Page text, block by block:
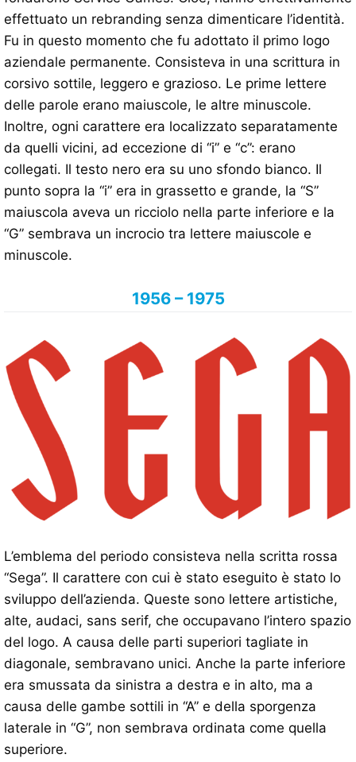
effettuato un rebranding senza dimenticare l’identità.
Fu in questo momento che fu adottato il primo logo
aziendale permanente. Consisteva in una scrittura in
corsivo sottile, leggero e grazioso. Le prime lettere
delle parole erano maiuscole, le altre minuscole.
Inoltre, ogni carattere era localizzato separatamente
da quelli vicini, ad eccezione di “i” e “c”: erano
collegati. Il testo nero era su uno sfondo bianco. Il
punto sopra la “i” era in grassetto e grande, la “S”
maiuscola aveva un ricciolo nella parte inferiore e la
“G” sembrava un incrocio tra lettere maiuscole e
minuscole.
1956 – 1975
L’emblema del periodo consisteva nella scritta rossa
“Sega”. Il carattere con cui è stato eseguito è stato lo
sviluppo dell’azienda. Queste sono lettere artistiche,
alte, audaci, sans serif, che occupavano l’intero spazio
del logo. A causa delle parti superiori tagliate in
diagonale, sembravano unici. Anche la parte inferiore
era smussata da sinistra a destra e in alto, ma a
causa delle gambe sottili in “A” e della sporgenza
laterale in “G”, non sembrava ordinata come quella
superiore.